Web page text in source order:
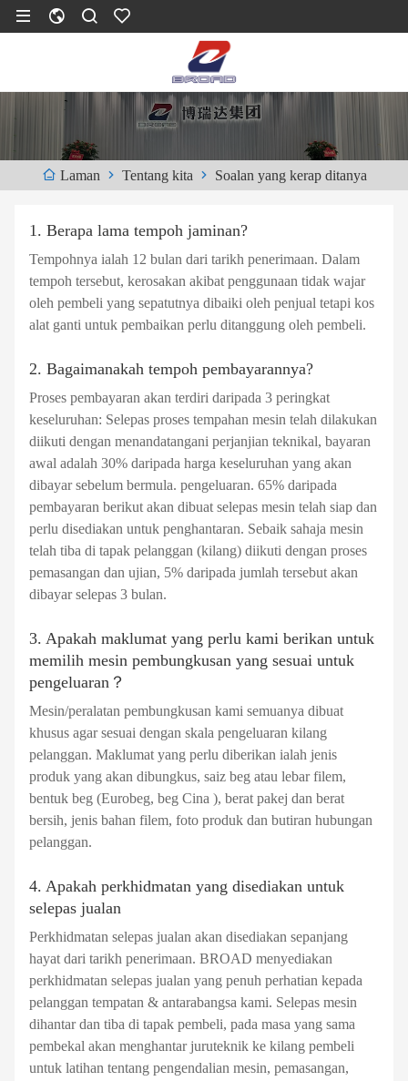
Laman Tentang kita Soalan yang kerap ditanya
1. Berapa lama tempoh jaminan?
Tempohnya ialah 12 bulan dari tarikh penerimaan. Dalam
tempoh tersebut, kerosakan akibat penggunaan tidak wajar
oleh pembeli yang sepatutnya dibaiki oleh penjual tetapi kos
alat ganti untuk pembaikan perlu ditanggung oleh pembeli.
2. Bagaimanakah tempoh pembayarannya?
Proses pembayaran akan terdiri daripada 3 peringkat
keseluruhan: Selepas proses tempahan mesin telah dilakukan
diikuti dengan menandatangani perjanjian teknikal, bayaran
awal adalah 30% daripada harga keseluruhan yang akan
dibayar sebelum bermula. pengeluaran. 65% daripada
pembayaran berikut akan dibuat selepas mesin telah siap dan
perlu disediakan untuk penghantaran. Sebaik sahaja mesin
telah tiba di tapak pelanggan (kilang) diikuti dengan proses
pemasangan dan ujian, 5% daripada jumlah tersebut akan
dibayar selepas 3 bulan.
3. Apakah maklumat yang perlu kami berikan untuk
memilih mesin pembungkusan yang sesuai untuk
pengeluaran？
Mesin/peralatan pembungkusan kami semuanya dibuat
khusus agar sesuai dengan skala pengeluaran kilang
pelanggan. Maklumat yang perlu diberikan ialah jenis
produk yang akan dibungkus, saiz beg atau lebar filem,
bentuk beg (Eurobeg, beg Cina ), berat pakej dan berat
bersih, jenis bahan filem, foto produk dan butiran hubungan
pelanggan.
4. Apakah perkhidmatan yang disediakan untuk
selepas jualan
Perkhidmatan selepas jualan akan disediakan sepanjang
hayat dari tarikh penerimaan. BROAD menyediakan
perkhidmatan selepas jualan yang penuh perhatian kepada
pelanggan tempatan & antarabangsa kami. Selepas mesin
dihantar dan tiba di tapak pembeli, pada masa yang sama
pembekal akan menghantar juruteknik ke kilang pembeli
untuk latihan tentang pengendalian mesin, pemasangan,